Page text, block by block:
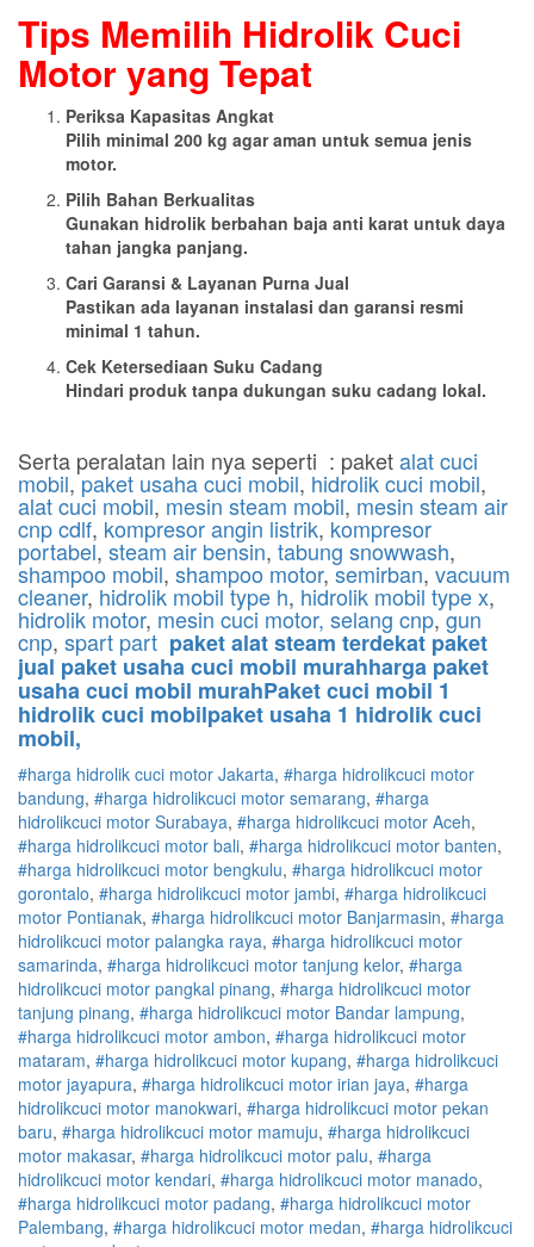
Tips Memilih Hidrolik Cuci
Motor yang Tepat
Periksa Kapasitas Angkat
Pilih minimal 200 kg agar aman untuk semua jenis
motor.
Pilih Bahan Berkualitas
Gunakan hidrolik berbahan baja anti karat untuk daya
tahan jangka panjang.
Cari Garansi & Layanan Purna Jual
Pastikan ada layanan instalasi dan garansi resmi
minimal 1 tahun.
Cek Ketersediaan Suku Cadang
Hindari produk tanpa dukungan suku cadang lokal.
Serta peralatan lain nya seperti : paketalat cuci
mobil,paket usaha cuci mobil, hidrolik cuci mobil,
alat cuci mobil, mesin steam mobil, mesin steam air
cnp cdlf, kompresor angin listrik, kompresor
portabel, steam air bensin, tabung snowwash,
shampoo mobil, shampoo motor,semirban, vacuum
cleaner, hidrolik mobil type h, hidrolik mobil type x,
hidrolik motor, mesin cuci motor, selang cnp,gun
cnp, spart part paket alat steam terdekat paket
jual paket usaha cuci mobil murahharga paket
usaha cuci mobil murahPaket cuci mobil 1
hidrolik cuci mobilpaket usaha 1 hidrolik cuci
mobil,
#harga hidrolik cuci motor Jakarta, #harga hidrolikcuci motor
bandung, #harga hidrolikcuci motor semarang, #harga
hidrolikcuci motor Surabaya, #harga hidrolikcuci motor Aceh,
#harga hidrolikcuci motor bali, #harga hidrolikcuci motor banten,
#harga hidrolikcuci motor bengkulu, #harga hidrolikcuci motor
gorontalo, #harga hidrolikcuci motor jambi, #harga hidrolikcuci
motor Pontianak, #harga hidrolikcuci motor Banjarmasin, #harga
hidrolikcuci motor palangka raya, #harga hidrolikcuci motor
samarinda, #harga hidrolikcuci motor tanjung kelor, #harga
hidrolikcuci motor pangkal pinang, #harga hidrolikcuci motor
tanjung pinang, #harga hidrolikcuci motor Bandar lampung,
#harga hidrolikcuci motor ambon, #harga hidrolikcuci motor
mataram, #harga hidrolikcuci motor kupang, #harga hidrolikcuci
motor jayapura, #harga hidrolikcuci motor irian jaya, #harga
hidrolikcuci motor manokwari, #harga hidrolikcuci motor pekan
baru, #harga hidrolikcuci motor mamuju, #harga hidrolikcuci
motor makasar, #harga hidrolikcuci motor palu, #harga
hidrolikcuci motor kendari, #harga hidrolikcuci motor manado,
#harga hidrolikcuci motor padang, #harga hidrolikcuci motor
Palembang, #harga hidrolikcuci motor medan, #harga hidrolikcuci